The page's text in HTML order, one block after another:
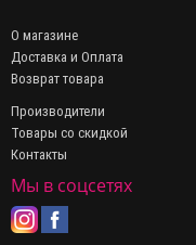
О магазине
Доставка и Оплата
Возврат товара
Производители
Товары со скидкой
Контакты
Мы в соцсетях